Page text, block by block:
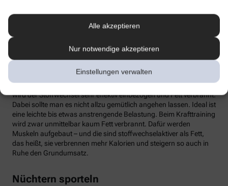
Alle akzeptieren
Nur notwendige akzeptieren
Einstellungen verwalten
In Bewegung kommen
Der richtige Mix macht’s
von weißen Fettzellen in braunes Fett begünstigen und dessen
Aktivität erhöhen. Ab circa 30 Minuten Joggen oder Radfahren
wird der Stoffwechsel sehr effektiv einbezogen und Fett verbrannt.
Dabei sollte man es nicht allzu gemütlich angehen lassen. Ideal ist
eine leichte bis etwas anstrengende Belastung. Beim Krafttraining
wird zwar unmittelbar kaum Fett verbrannt. Dafür werden
Muskeln aufgebaut – und die sind stoffwechselaktiver als Fett,
das heißt, sie verbrennen mehr Kalorien und steigern so auch in
Ruhe den Grundumsatz.
Nüchtern sporteln